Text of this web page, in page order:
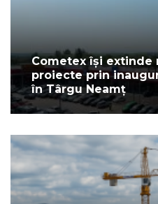
Cometex își extinde
proiecte prin
în Târgu Neamț